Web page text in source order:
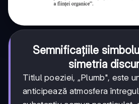
Semnificațiile
simetria
Titlul poeziei, „Plumb", este
anticipează atmosfera